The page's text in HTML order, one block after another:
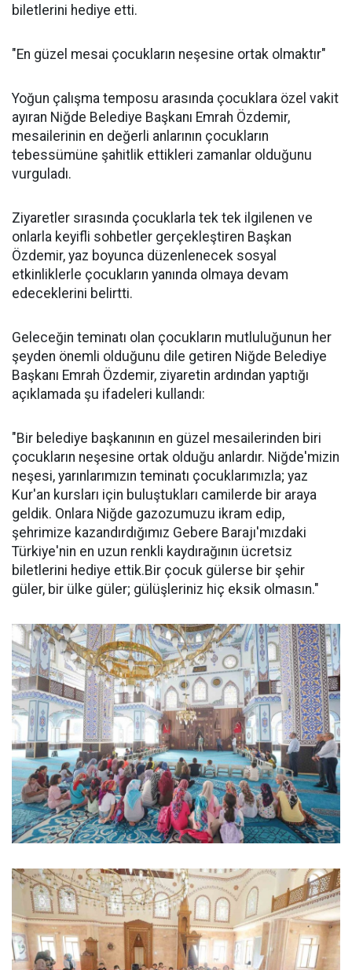
biletlerini hediye etti.
"En güzel mesai çocukların neşesine ortak olmaktır"
Yoğun çalışma temposu arasında çocuklara özel vakit
ayıran Niğde Belediye Başkanı Emrah Özdemir,
mesailerinin en değerli anlarının çocukların
tebessümüne şahitlik ettikleri zamanlar olduğunu
vurguladı.
Ziyaretler sırasında çocuklarla tek tek ilgilenen ve
onlarla keyifli sohbetler gerçekleştiren Başkan
Özdemir, yaz boyunca düzenlenecek sosyal
etkinliklerle çocukların yanında olmaya devam
edeceklerini belirtti.
Geleceğin teminatı olan çocukların mutluluğunun her
şeyden önemli olduğunu dile getiren Niğde Belediye
Başkanı Emrah Özdemir, ziyaretin ardından yaptığı
açıklamada şu ifadeleri kullandı:
"Bir belediye başkanının en güzel mesailerinden biri
çocukların neşesine ortak olduğu anlardır. Niğde'mizin
neşesi, yarınlarımızın teminatı çocuklarımızla; yaz
Kur'an kursları için buluştukları camilerde bir araya
geldik. Onlara Niğde gazozumuzu ikram edip,
şehrimize kazandırdığımız Gebere Barajı'mızdaki
Türkiye'nin en uzun renkli kaydırağının ücretsiz
biletlerini hediye ettik.Bir çocuk gülerse bir şehir
güler, bir ülke güler; gülüşleriniz hiç eksik olmasın."